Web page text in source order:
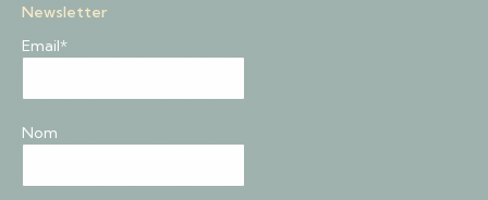
Newsletter
Email*
Nom